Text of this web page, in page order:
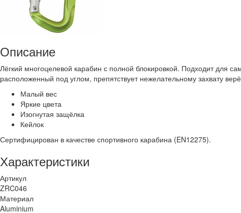
Описание
Лёгкий многоцелевой карабин с полной блокировкой. Подходит для
расположенный под углом, препятствует нежелательному захвату
Малый вес
Яркие цвета
Изогнутая защёлка
Кейлок
Сертифицирован в качестве спортивного карабина (EN12275).
Характеристики
Артикул
ZRC046
Материал
Aluminium